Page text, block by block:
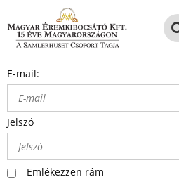
E-mail:
Jelszó
Emlékezzen rám